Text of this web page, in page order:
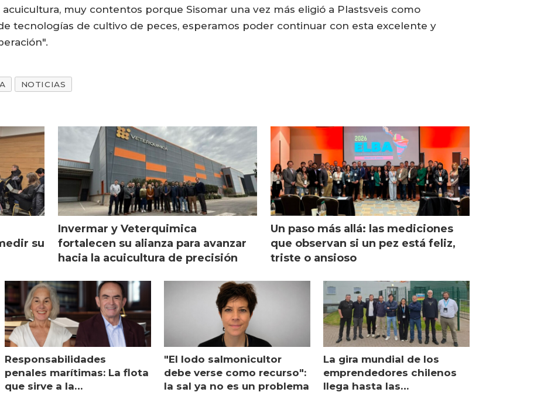
muy contentos porque Sisomar una vez más eligió a Plastsveis como
tecnologías de cultivo de peces, esperamos poder continuar con esta excelente y
NOTICIAS
su
Invermar y Veterquimica
fortalecen su alianza para avanzar
hacia la acuicultura de precisión
Un paso más allá: las mediciones
que observan si un pez está feliz,
triste o ansioso
Responsabilidades
penales marítimas: La flota
que sirve a la
"El lodo salmonicultor
debe verse como recurso":
la sal ya no es un problema
La gira mundial de los
emprendedores chilenos
llega hasta las